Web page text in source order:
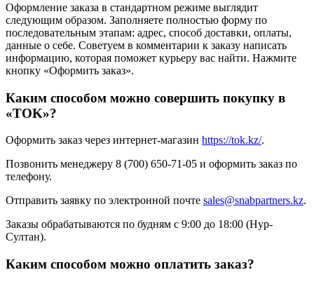
Оформление заказа в стандартном режиме выглядит
следующим образом. Заполняете полностью форму по
последовательным этапам: адрес, способ доставки, оплаты,
данные о себе. Советуем в комментарии к заказу написать
информацию, которая поможет курьеру вас найти. Нажмите
кнопку «Оформить заказ».
Каким способом можно совершить покупку в
«TOK»?
Оформить заказ через интернет-магазин https://tok.kz/.
Позвонить менеджеру 8 (700) 650-71-05 и оформить заказ по
телефону.
Отправить заявку по электронной почте sales@snabpartners.kz.
Заказы обрабатываются по будням с 9:00 до 18:00 (Нур-
Султан).
Каким способом можно оплатить заказ?